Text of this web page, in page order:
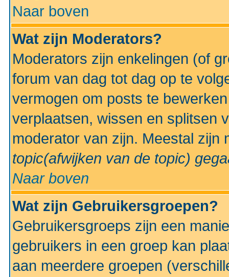
Naar boven
Wat zijn Moderators?
Moderators zijn enkelingen (of
forum van dag tot dag op te
vermogen om posts te
verplaatsen, wissen en splitsen
moderator van zijn. Meestal
topic(afwijken van de topic)
Naar boven
Wat zijn Gebruikersgroepen?
Gebruikersgroeps zijn een
gebruikers in een groep kan
aan meerdere groepen